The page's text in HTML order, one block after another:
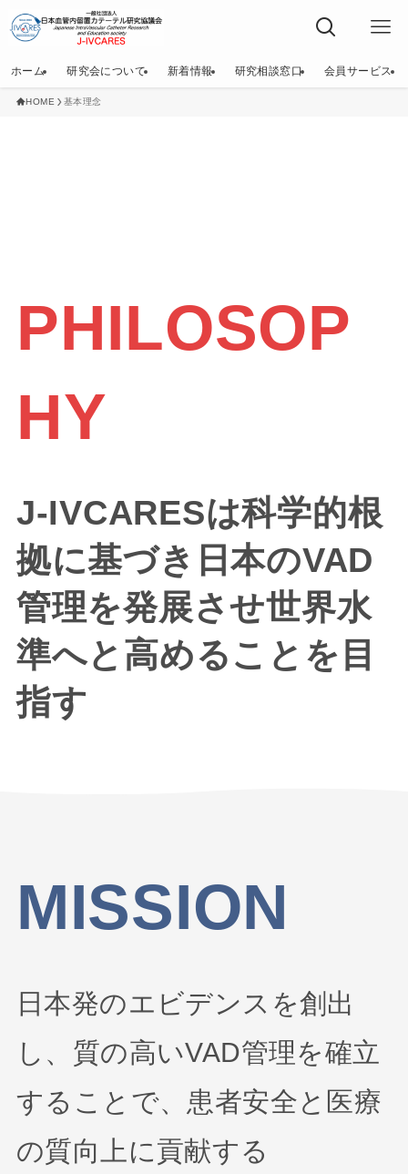
ホーム 研究会について 新着情報 研究相談窓口 会員サービス
HOME 基本理念
PHILOSOP
HY
J-IVCARESは科学的根
拠に基づき日本のVAD
管理を発展させ世界水
準へと高めることを目
指す
MISSION
日本発のエビデンスを創出
し、質の高いVAD管理を確立
することで、患者安全と医療
の質向上に貢献する